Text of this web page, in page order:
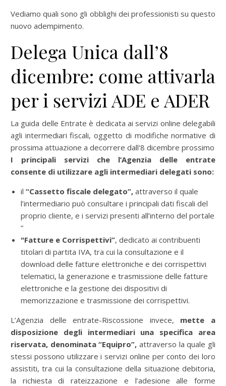
Vediamo quali sono gli obblighi dei professionisti su questo
nuovo adempimento.
Delega Unica dall’8
dicembre: come attivarla
per i servizi ADE e ADER
La guida delle Entrate è dedicata ai servizi online delegabili
agli intermediari fiscali, oggetto di modifiche normative di
prossima attuazione a decorrere dall'8 dicembre prossimo
I principali servizi che l’Agenzia delle entrate
consente di utilizzare agli intermediari delegati sono:
il “Cassetto fiscale delegato”, attraverso il quale
l’intermediario può consultare i principali dati fiscali del
proprio cliente, e i servizi presenti all’interno del portale
“
"Fatture e Corrispettivi”, dedicato ai contribuenti
titolari di partita IVA, tra cui la consultazione e il
download delle fatture elettroniche e dei corrispettivi
telematici, la generazione e trasmissione delle fatture
elettroniche e la gestione dei dispositivi di
memorizzazione e trasmissione dei corrispettivi.
L’Agenzia delle entrate-Riscossione invece, mette a
disposizione degli intermediari una specifica area
riservata, denominata “Equipro”, attraverso la quale gli
stessi possono utilizzare i servizi online per conto dei loro
assistiti, tra cui la consultazione della situazione debitoria,
la richiesta di rateizzazione e l’adesione alle forme